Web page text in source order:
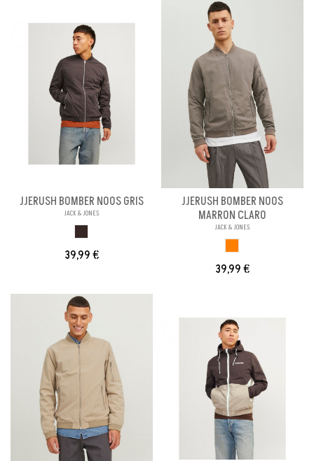
JJERUSH BOMBER NOOS GRIS
JACK & JONES
39,99 €
JJERUSH BOMBER NOOS
MARRON CLARO
JACK & JONES
39,99 €